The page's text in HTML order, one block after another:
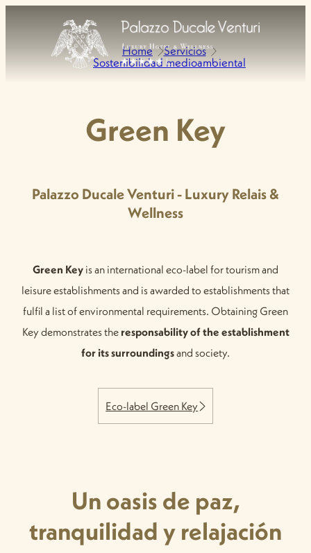
Home Servicios
Sostenibilidad medioambiental
Green Key
Palazzo Ducale Venturi - Luxury Relais &
Wellness
Green Key is an international eco-label for tourism and
leisure establishments and is awarded to establishments that
fulfil a list of environmental requirements. Obtaining Green
Key demonstrates the responsability of the establishment
for its surroundingsand society.
Eco-label Green Key
Un oasis de paz,
tranquilidad y relajación